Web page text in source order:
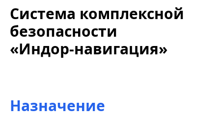
Система комплексной
безопасности
«Индор-навигация»
Назначение